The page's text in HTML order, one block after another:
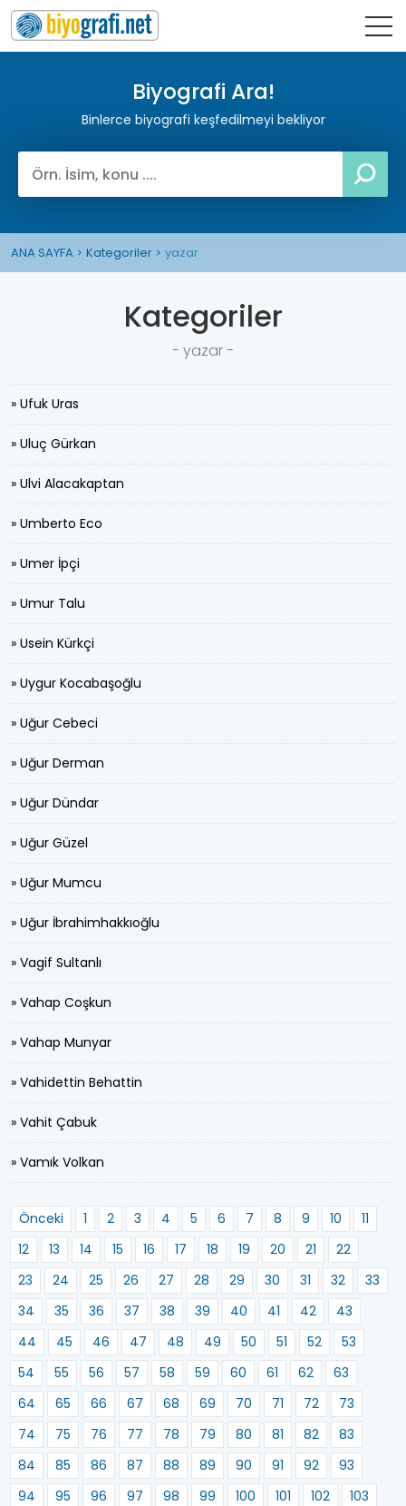
Biyografi Ara!
Binlerce biyografi keşfedilmeyi bekliyor
ANA SAYFA Kategoriler yazar
Kategoriler
- yazar -
» Ufuk Uras
» Uluç Gürkan
» Ulvi Alacakaptan
» Umberto Eco
» Umer İpçi
» Umur Talu
» Usein Kürkçi
» Uygur Kocabaşoğlu
» Uğur Cebeci
» Uğur Derman
» Uğur Dündar
» Uğur Güzel
» Uğur Mumcu
» Uğur İbrahimhakkıoğlu
» Vagif Sultanlı
» Vahap Coşkun
» Vahap Munyar
» Vahidettin Behattin
» Vahit Çabuk
» Vamık Volkan
Önceki 1 2 3 4 5 6 7 8 9 10
11
12
13 14 15 16 17 18 19 20 21
22
23
24 25 26 27 28 29 30 31 32
33
34
35 36 37 38 39 40 41 42
43
44
45 46 47 48 49 50 51 52
53
54
55 56 57 58 59 60 61 62
63
64
65 66 67 68 69 70 71 72
73
74
75 76 77 78 79 80 81 82
83
84
85 86 87 88 89 90 91 92
93
94
95 96 97 98 99 100 101 102
103